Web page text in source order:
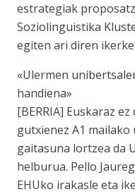
estrategiak
Soziolinguistika
egiten ari diren
«Ulermen
handiena»
[BERRIA] Euskaraz
gutxienez A1 mailako
gaitasuna lortzea da
helburua. Pello
EHUko irakasle eta